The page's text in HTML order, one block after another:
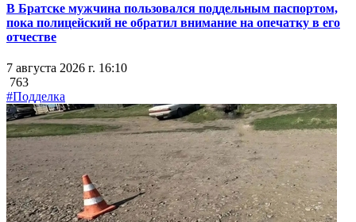
В Братске мужчина пользовался поддельным паспортом,
пока полицейский не обратил внимание на опечатку в его
отчестве
7 августа 2026 г. 16:10
763
#Подделка